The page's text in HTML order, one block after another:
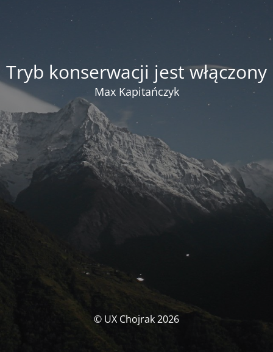
Tryb konserwacji jest włączony
Max Kapitańczyk
© UX Chojrak 2026